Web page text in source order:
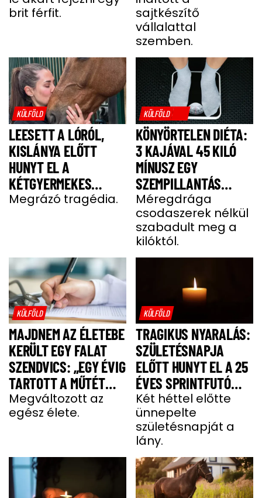
MIATT
brit férfit.
sajtkészítő
vállalattal
szemben.
KÜLFÖLD
LEESETT A LÓRÓL,
KISLÁNYA ELŐTT
HUNYT EL A
KÉTGYERMEKES
DONATELLA
Megrázó tragédia.
KÜLFÖLD
KÖNYÖRTELEN DIÉTA:
3 KAJÁVAL 45 KILÓ
MÍNUSZ EGY
SZEMPILLANTÁS
ALATT
Méregdrága
csodaszerek nélkül
szabadult meg a
kilóktól.
KÜLFÖLD
MAJDNEM AZ ÉLETEBE
KERÜLT EGY FALAT
SZENDVICS: „EGY ÉVIG
TARTOTT A MŰTÉT
UTÁNI FELÉPÜLÉS”
Megváltozott az
egész élete.
KÜLFÖLD
TRAGIKUS NYARALÁS:
SZÜLETÉSNAPJA
ELŐTT HUNYT EL A 25
ÉVES SPRINTFUTÓ
LÁNY
Két héttel előtte
ünnepelte
születésnapját a
lány.